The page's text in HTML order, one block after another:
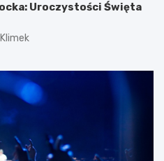
Uroczystości Święta